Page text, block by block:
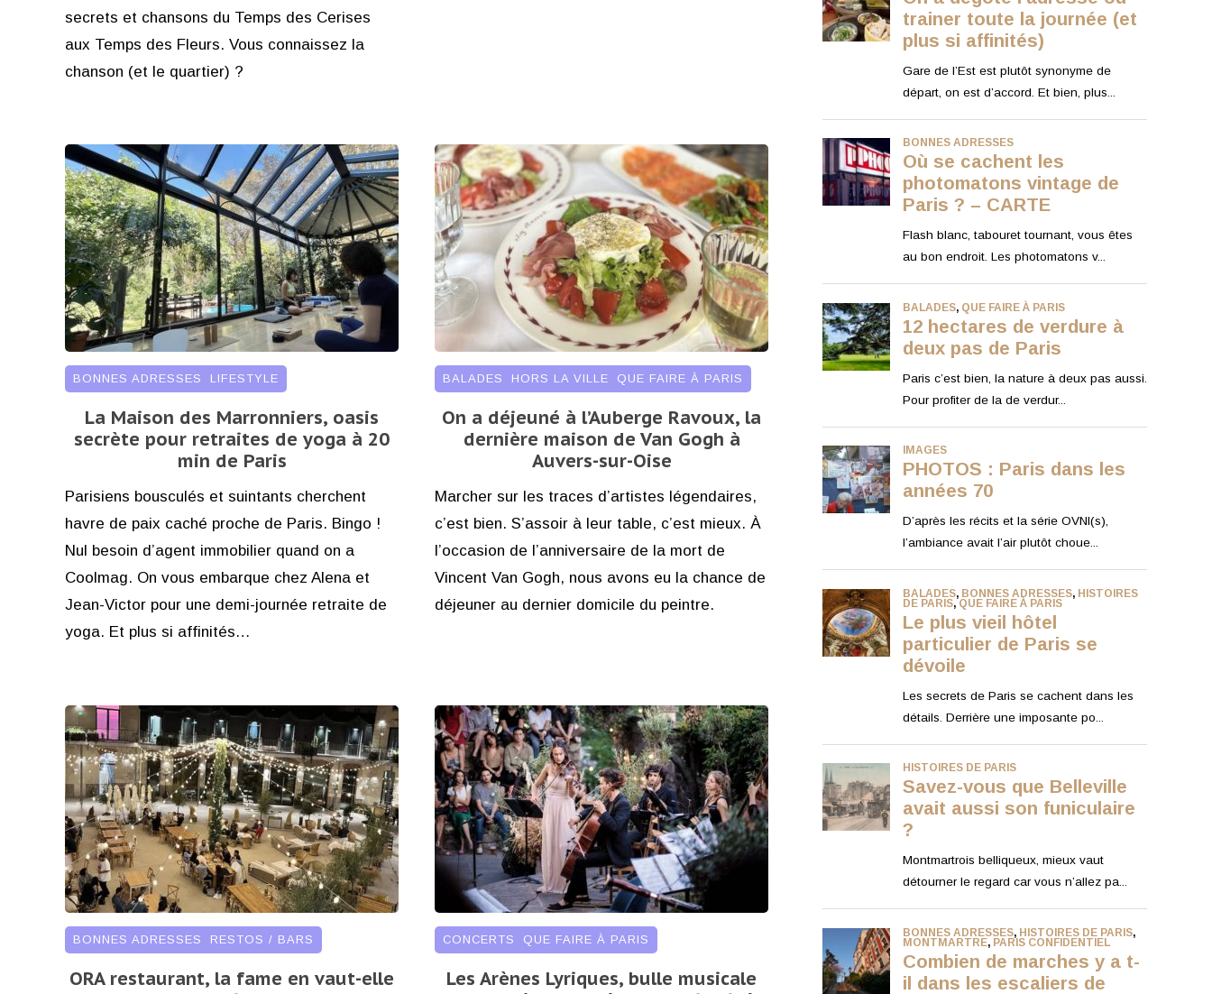
secrets et chansons du Temps des Cerises
aux Temps des Fleurs. Vous connaissez la
chanson (et le quartier) ?
BONNES ADRESSES , LIFESTYLE
La Maison des Marronniers, oasis
secrète pour retraites de yoga à 20
min de Paris
Parisiens bousculés et suintants cherchent
havre de paix caché proche de Paris. Bingo !
Nul besoin d’agent immobilier quand on a
Coolmag. On vous embarque chez Alena et
Jean-Victor pour une demi-journée retraite de
yoga. Et plus si affinités…
BALADES , HORS LA VILLE, QUE FAIRE À PARIS
On a déjeuné à l’Auberge Ravoux, la
dernière maison de Van Gogh à
Auvers-sur-Oise
Marcher sur les traces d’artistes légendaires,
c’est bien. S’assoir à leur table, c’est mieux. À
l’occasion de l’anniversaire de la mort de
Vincent Van Gogh, nous avons eu la chance de
déjeuner au dernier domicile du peintre.
BONNES ADRESSES RESTOS / BARS
ORA restaurant, la fame en vaut-elle
CONCERTS QUE FAIRE À PARIS
Les Arènes Lyriques, bulle musicale